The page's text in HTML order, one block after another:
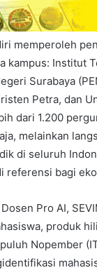
memperoleh
kampus: Institut
Surabaya
Petra, dan
dari 1.200
melainkan
di seluruh
referensi bagi
Pro AI,
produk
Nopember